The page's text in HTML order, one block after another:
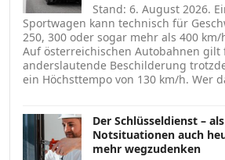
Stand: 6. August 2026.
Sportwagen kann technisch für
250, 300 oder sogar mehr als 400
Auf österreichischen Autobahnen gilt
anderslautende Beschilderung
ein Höchsttempo von 130 km/h. Wer
Der Schlüsseldienst –
Notsituationen auch
mehr wegzudenken